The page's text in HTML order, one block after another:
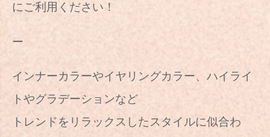
にご利用ください！
ー
インナーカラーやイヤリングカラー、ハイライ
トやグラデーションなど
トレンドをリラックスしたスタイルに似合わ